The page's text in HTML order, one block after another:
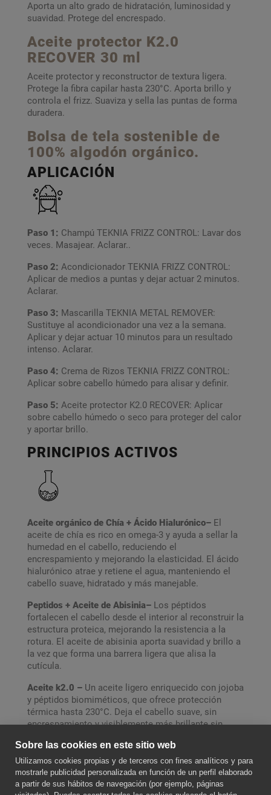
Aporta un alto grado de hidratación, luminosidad y
suavidad. Protege del encrespado.
Aceite protector K2.0
RECOVER 30 ml
Aceite protector y reconstructor de textura ligera.
Protege la fibra capilar hasta 230°C. Aporta brillo y
controla el frizz. Suaviza y sella las puntas de forma
duradera.
Bolsa de tela sostenible de
100% algodón orgánico.
APLICACIÓN
Paso 1: Champú TEKNIA FRIZZ CONTROL: Lavar dos
veces. Masajear. Aclarar..
Paso 2: Acondicionador TEKNIA FRIZZ CONTROL:
Aplicar de medios a puntas y dejar actuar 2 minutos.
Aclarar.
Paso 3: Mascarilla TEKNIA METAL REMOVER:
Sustituye al acondicionador una vez a la semana.
Aplicar y dejar actuar 10 minutos para un resultado
intenso. Aclarar.
Paso 4: Crema de Rizos TEKNIA FRIZZ CONTROL:
Aplicar sobre cabello húmedo para alisar y definir.
Paso 5: Aceite protector K2.0 RECOVER: Aplicar
sobre cabello húmedo o seco para proteger del calor
y aportar brillo.
PRINCIPIOS ACTIVOS
Aceite orgánico de Chía + Ácido Hialurónico– El
aceite de chía es rico en omega-3 y ayuda a sellar la
humedad en el cabello, reduciendo el
encrespamiento y mejorando la elasticidad. El ácido
hialurónico atrae y retiene el agua, manteniendo el
cabello suave, hidratado y más manejable.
Peptidos + Aceite de Abisinia– Los péptidos
fortalecen el cabello desde el interior al reconstruir la
estructura proteica, mejorando la resistencia a la
rotura. El aceite de abisinia aporta suavidad y brillo a
la vez que forma una barrera ligera que alisa la
cutícula.
Aceite k2.0 – Un aceite ligero enriquecido con jojoba
y péptidos biomiméticos, que ofrece protección
térmica hasta 230°C. Deja el cabello suave, sin
encrespamiento y visiblemente más brillante sin
SOBRE NOSOTROS
Sobre las cookies en este sitio web
Utilizamos cookies propias y de terceros con fines analíticos y para
mostrarle publicidad personalizada en función de un perfil elaborado
a partir de sus hábitos de navegación (por ejemplo, páginas